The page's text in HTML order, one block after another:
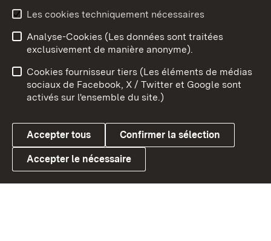
Link zum Landesportal
Conseils d'utilisation
Confidentialité
Cookies
Les cookies techniquement nécessaires
Analyse-Cookies (Les données sont traitées
exclusivement de manière anonyme).
Cookies fournisseur tiers (Les éléments de médias
sociaux de Facebook, X / Twitter et Google sont
activés sur l'ensemble du site.)
Accepter tous Confirmer la sélection
Accepter le nécessaire